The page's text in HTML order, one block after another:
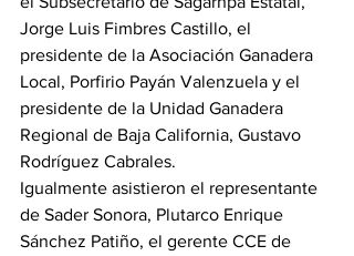
Jorge Luis Fimbres Castillo, el
presidente de la Asociación Ganadera
Local, Porfirio Payán Valenzuela y el
presidente de la Unidad Ganadera
Regional de Baja California, Gustavo
Rodríguez Cabrales.
Igualmente asistieron el representante
de Sader Sonora, Plutarco Enrique
Sánchez Patiño, el gerente CCE de